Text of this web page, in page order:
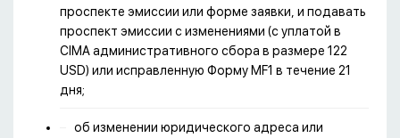
проспекте эмиссии или форме заявки, и подавать
проспект эмиссии с изменениями (с уплатой в
CIMA административного сбора в размере 122
USD) или исправленную Форму MF1 в течение 21
дня;
об изменении юридического адреса или